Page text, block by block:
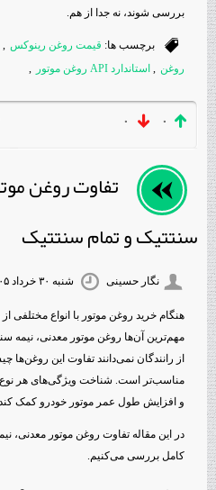
بررسی شوند، نه جدا از هم.
برچسب ها: قیمت روغن رینوکس ,
روغن , استاندارد API روغن موتور ,
۰ ۰
تفاوت روغن
سنتتیک و تمام سنتتیک
نگار حسینی شنبه ۳۰ خرداد ۰۵ ۱۱:۴۴
هنگام خرید روغن موتور با انواع مختلفی
مهم‌ترین آن‌ها روغن موتور معدنی، نیمه
از رانندگان نمی‌دانند تفاوت این روغن‌ها
مناسب‌تر است. شناخت ویژگی‌های هر نوع
و افزایش طول عمر موتور خودرو کمک
در این مقاله تفاوت روغن موتور معدنی،
کامل بررسی می‌کنیم.